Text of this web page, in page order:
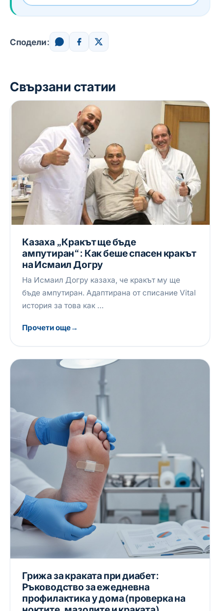
Сподели:
Свързани статии
Казаха „Кракът ще бъде
ампутиран“: Как беше спасен кракът
на Исмаил Догру
На Исмаил Догру казаха, че кракът му ще
бъде ампутиран. Адаптирана от списание Vital
история за това как …
Прочети още
Грижа за краката при диабет:
Ръководство за ежедневна
профилактика у дома (проверка на